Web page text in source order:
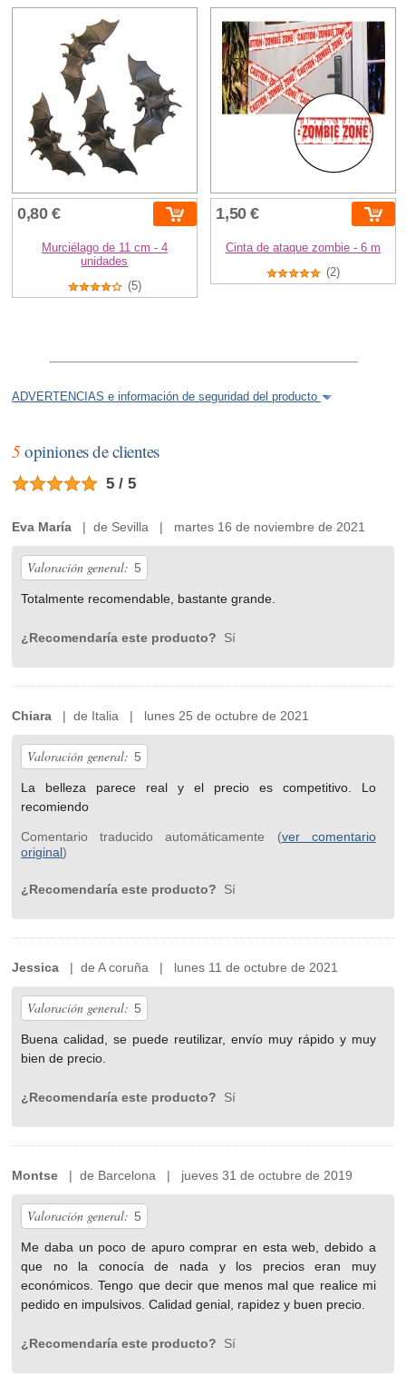
0,80 €
Murciélago de 11 cm - 4
unidades
(5)
1,50 €
Cinta de ataque zombie - 6 m
(2)
ADVERTENCIAS e información de seguridad del producto
5opiniones de clientes
5 / 5
Eva María | de Sevilla | martes 16 de noviembre de 2021
Valoración general: 5
Totalmente recomendable, bastante grande.
¿Recomendaría este producto? Sí
Chiara | de Italia | lunes 25 de octubre de 2021
Valoración general: 5
La belleza parece real y el precio es competitivo. Lo
recomiendo
Comentario traducido automáticamente (ver comentario
original)
¿Recomendaría este producto? Sí
Jessica | de A coruña | lunes 11 de octubre de 2021
Valoración general: 5
Buena calidad, se puede reutilizar, envío muy rápido y muy
bien de precio.
¿Recomendaría este producto? Sí
Montse | de Barcelona | jueves 31 de octubre de 2019
Valoración general: 5
Me daba un poco de apuro comprar en esta web, debido a
que no la conocía de nada y los precios eran muy
económicos. Tengo que decir que menos mal que realice mi
pedido en impulsivos. Calidad genial, rapidez y buen precio.
¿Recomendaría este producto? Sí